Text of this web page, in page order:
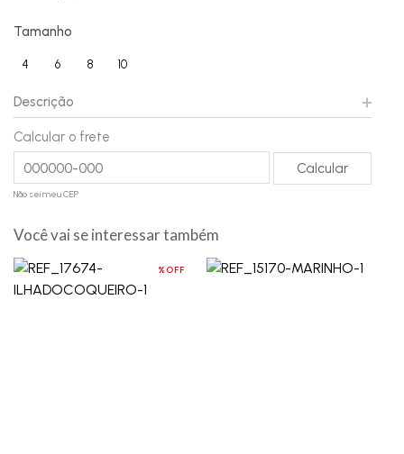
Tamanho
4
6
8
10
Descrição
Calcular o frete
Não sei meu CEP
Você vai se interessar também
%OFF